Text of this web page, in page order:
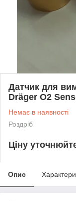
Датчик для
Dräger O2
Немає в наявності
Роздріб
Ціну
Опис